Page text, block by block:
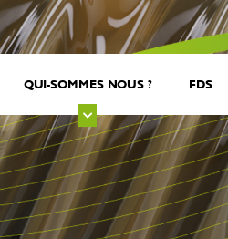
QUI-SOMMES NOUS ? FDS